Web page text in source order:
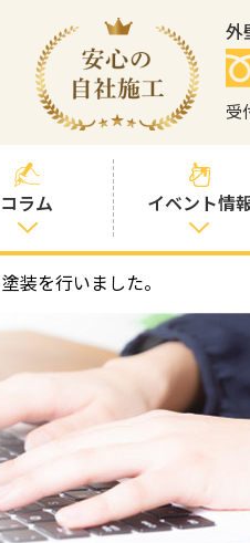
外
受
コラム
ラム
ラム
ラム
イベント情
を行いました。